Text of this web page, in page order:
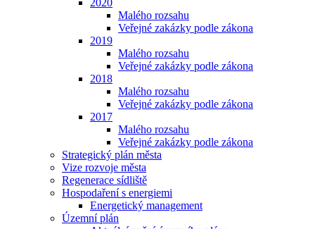
2020
Malého rozsahu
Veřejné zakázky podle zákona
2019
Malého rozsahu
Veřejné zakázky podle zákona
2018
Malého rozsahu
Veřejné zakázky podle zákona
2017
Malého rozsahu
Veřejné zakázky podle zákona
Strategický plán města
Vize rozvoje města
Regenerace sídliště
Hospodaření s energiemi
Energetický management
Územní plán